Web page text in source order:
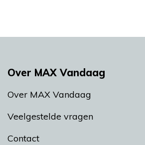
Over MAX Vandaag
Over MAX Vandaag
Veelgestelde vragen
Contact